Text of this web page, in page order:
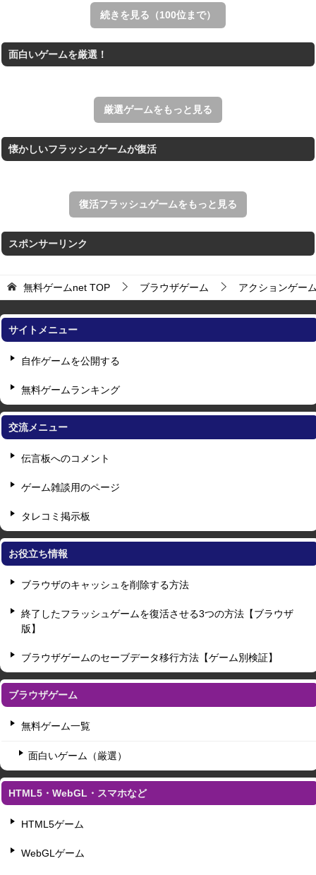
リアルな麻雀牌を使う18種類の上海ゲーム。
王国を構築していく放置系のシミュレーションゲーム。
すべての矢印を画面外へ導くパズルゲーム。
続きを見る（100位まで）
面白いゲームを厳選！
厳選ゲームをもっと見る
懐かしいフラッシュゲームが復活
復活フラッシュゲームをもっと見る
スポンサーリンク
無料ゲームnet TOP ブラウザゲーム アクションゲー
サイトメニュー
自作ゲームを公開する
無料ゲームランキング
交流メニュー
伝言板へのコメント
ゲーム雑談用のページ
タレコミ掲示板
お役立ち情報
ブラウザのキャッシュを削除する方法
終了したフラッシュゲームを復活させる3つの方法【ブラウザ
版】
ブラウザゲームのセーブデータ移行方法【ゲーム別検証】
ブラウザゲーム
無料ゲーム一覧
面白いゲーム（厳選）
HTML5・WebGL・スマホなど
HTML5ゲーム
WebGLゲーム